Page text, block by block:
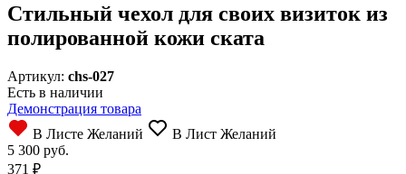
Стильный чехол для своих визиток из
полированной кожи ската
Артикул: chs-027
Есть в наличии
Демонстрация товара
В Листе Желаний
В Лист Желаний
5 300 руб.
371 ₽